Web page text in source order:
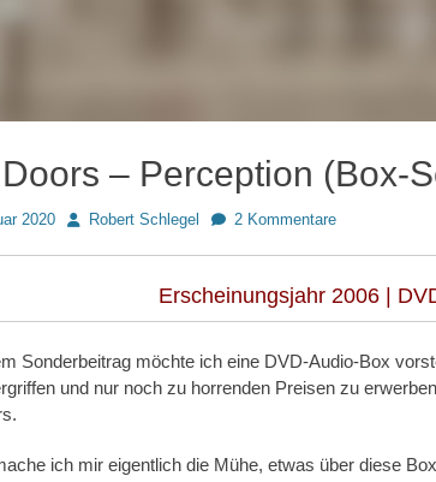
– Perception (Box-
2020 AutorRobert Schlegel 2 Kommentare
Erscheinungsjahr 2006 |
Sonderbeitrag möchte ich eine DVD-Audio-Box
und nur noch zu horrenden Preisen zu
ich mir eigentlich die Mühe, etwas über diese